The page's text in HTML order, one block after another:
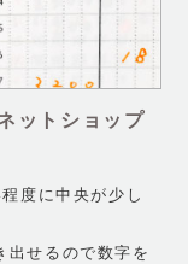
ットショップ
度に中央が少し
出せるので数字を